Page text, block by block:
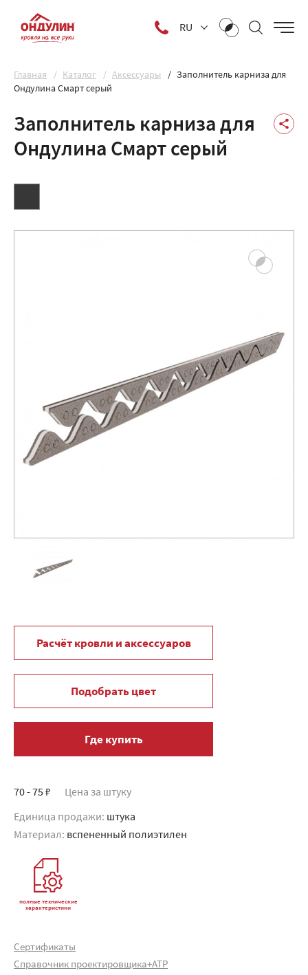
RU
Главная Каталог Аксессуары
Заполнитель карниза для
Ондулина Смарт серый
Заполнитель карниза для
Ондулина Смарт серый
Расчёт кровли и аксессуаров
Подобрать цвет
Где купить
70 - 75 ₽ Цена за штуку
Единица продажи: штука
Материал: вспененный полиэтилен
полные технические
характеристики
Сертификаты
Справочник проектировщика+АТР